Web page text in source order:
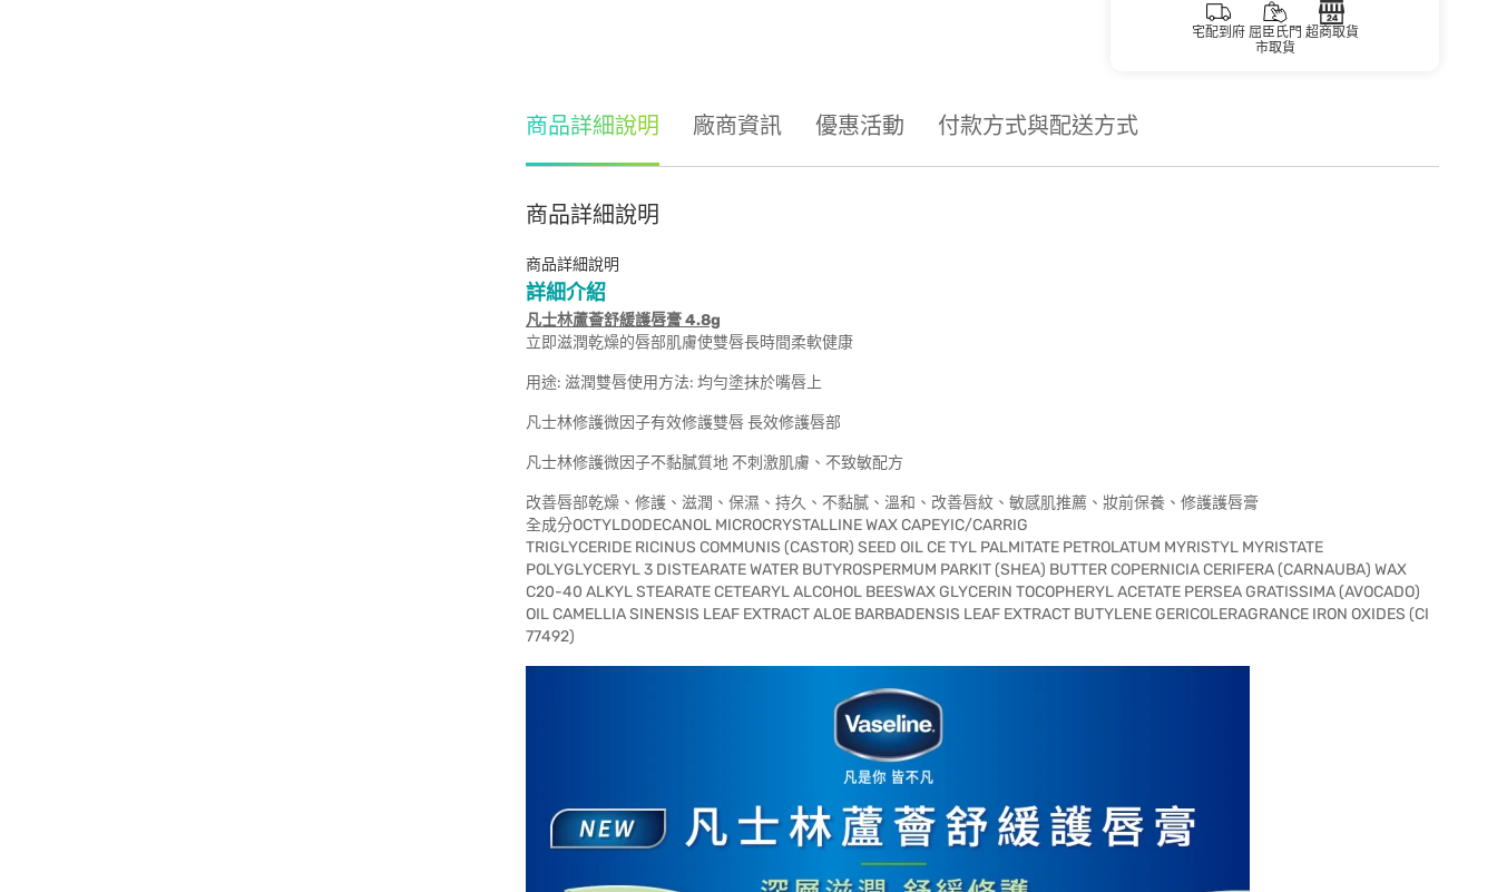
宅配到府 屈臣氏門
市取貨
超商取貨
商品詳細說明 廠商資訊 優惠活動 付款方式與配送方式
商品詳細說明
商品詳細說明
詳細介紹
凡士林蘆薈舒緩護唇膏 4.8g
立即滋潤乾燥的唇部肌膚使雙唇長時間柔軟健康
用途: 滋潤雙唇使用方法: 均勻塗抹於嘴唇上
凡士林修護微因子有效修護雙唇 長效修護唇部
凡士林修護微因子不黏膩質地 不刺激肌膚、不致敏配方
改善唇部乾燥、修護、滋潤、保濕、持久、不黏膩、溫和、改善唇紋、敏感肌推薦、妝前保養、修護護唇膏
全成分OCTYLDODECANOL MICROCRYSTALLINE WAX CAPEYIC/CARRIG
TRIGLYCERIDE RICINUS COMMUNIS (CASTOR) SEED OIL CE TYL PALMITATE PETROLATUM MYRISTYL MYRISTATE
POLYGLYCERYL 3 DISTEARATE WATER BUTYROSPERMUM PARKIT (SHEA) BUTTER COPERNICIA CERIFERA (CARNAUBA) WAX
C20-40 ALKYL STEARATE CETEARYL ALCOHOL BEESWAX GLYCERIN TOCOPHERYL ACETATE PERSEA GRATISSIMA (AVOCADO)
OIL CAMELLIA SINENSIS LEAF EXTRACT ALOE BARBADENSIS LEAF EXTRACT BUTYLENE GERICOLERAGRANCE IRON OXIDES (CI
77492)